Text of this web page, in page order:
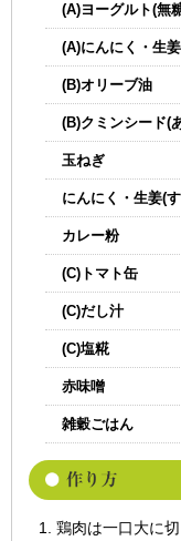
(A)ヨーグルト(無
(A)にんにく・生
(B)オリーブ油
(B)クミンシード(
玉ねぎ
にんにく・生姜(
カレー粉
(C)トマト缶
(C)だし汁
(C)塩糀
赤味噌
雑穀ごはん
鶏肉は一口大に